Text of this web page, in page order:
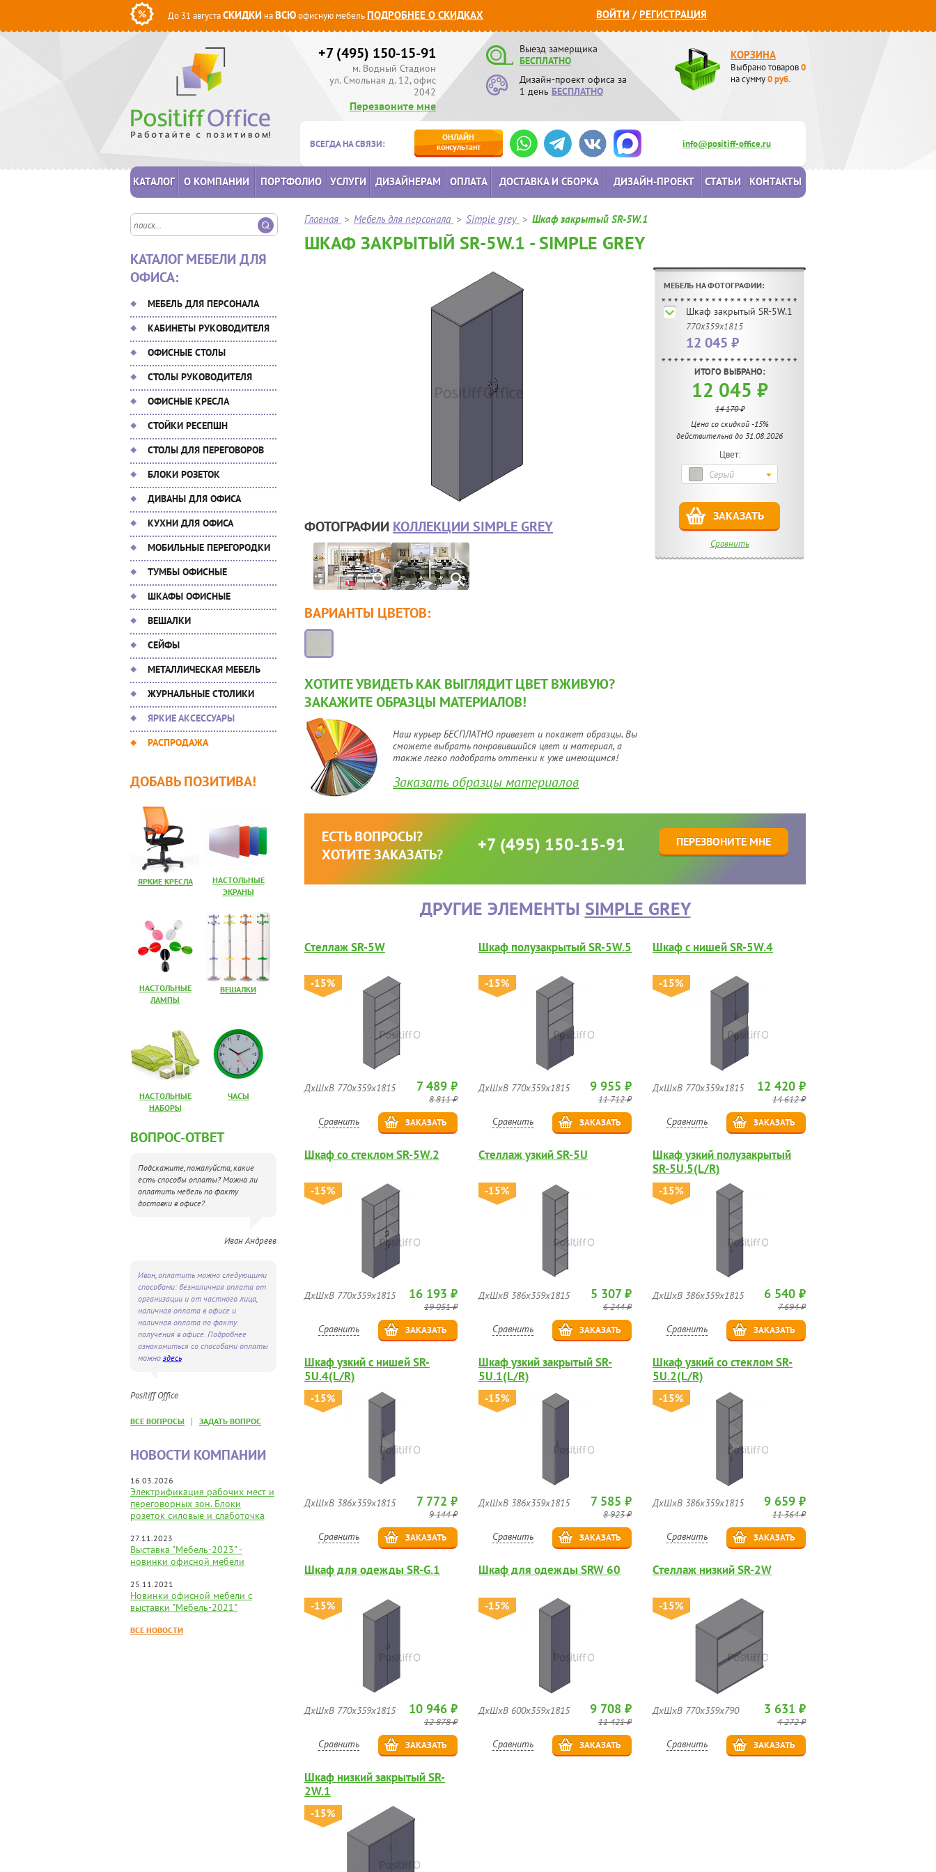
До 31 августаСКИДКИ наВСЮофисную мебельПОДРОБНЕЕ О СКИДКАХ ВОЙТИ /РЕГИСТРАЦИЯ
+7 (495) 150-15-91
м. Водный Стадион
ул. Смольная д. 12, офис
2042
Перезвоните мне
Выезд замерщика
БЕСПЛАТНО
Дизайн-проект офиса за
1 день БЕСПЛАТНО
КОРЗИНА
Выбрано товаров0
на сумму0руб.
ВСЕГДА НА СВЯЗИ:
ОНЛАЙН
консультант
info@positiff-office.ru
КАТАЛОГ О КОМПАНИИ ПОРТФОЛИО УСЛУГИ ДИЗАЙНЕРАМ ОПЛАТА ДОСТАВКА И СБОРКА ДИЗАЙН-ПРОЕКТ СТАТЬИ КОНТАКТЫ
КАТАЛОГ МЕБЕЛИ ДЛЯ
ОФИСА:
МЕБЕЛЬ ДЛЯ ПЕРСОНАЛА
КАБИНЕТЫ РУКОВОДИТЕЛЯ
ОФИСНЫЕ СТОЛЫ
СТОЛЫ РУКОВОДИТЕЛЯ
ОФИСНЫЕ КРЕСЛА
СТОЙКИ РЕСЕПШН
СТОЛЫ ДЛЯ ПЕРЕГОВОРОВ
БЛОКИ РОЗЕТОК
ДИВАНЫ ДЛЯ ОФИСА
КУХНИ ДЛЯ ОФИСА
МОБИЛЬНЫЕ ПЕРЕГОРОДКИ
ТУМБЫ ОФИСНЫЕ
ШКАФЫ ОФИСНЫЕ
ВЕШАЛКИ
СЕЙФЫ
МЕТАЛЛИЧЕСКАЯ МЕБЕЛЬ
ЖУРНАЛЬНЫЕ СТОЛИКИ
ЯРКИЕ АКСЕССУАРЫ
РАСПРОДАЖА
ДОБАВЬ ПОЗИТИВА!
ЯРКИЕ КРЕСЛА
НАСТОЛЬНЫЕ
ЭКРАНЫ
НАСТОЛЬНЫЕ
ЛАМПЫ
ВЕШАЛКИ
НАСТОЛЬНЫЕ
НАБОРЫ
ЧАСЫ
ВОПРОС-ОТВЕТ
Подскажите, пожалуйста, какие
есть способы оплаты? Можно ли
оплатить мебель по факту
доставки в офисе?
Иван Андреев
Иван, оплатить можно следующими
способами: безналичная оплата от
организации и от частного лица,
наличная оплата в офисе и
наличная оплата по факту
получения в офисе. Подробнее
ознакомиться со способами оплаты
можно здесь
Positiff Office
ВСЕ ВОПРОСЫ | ЗАДАТЬ ВОПРОС
НОВОСТИ КОМПАНИИ
16.03.2026
Электрификация рабочих мест и
переговорных зон. Блоки
розеток силовые и слаботочка
27.11.2023
Выставка "Мебель-2023" -
новинки офисной мебели
25.11.2021
Новинки офисной мебели с
выставки "Мебель-2021"
ВСЕ НОВОСТИ
Главная > Мебель для персонала > Simple grey > Шкаф закрытый SR-5W.1
ШКАФ ЗАКРЫТЫЙ SR-5W.1 - SIMPLE GREY
ФОТОГРАФИИ КОЛЛЕКЦИИ SIMPLE GREY
МЕБЕЛЬ НА ФОТОГРАФИИ:
Шкаф закрытый SR-5W.1
770х359х1815
12 045 ₽
ИТОГО ВЫБРАНО:
12 045 ₽
14 170 ₽
Цена со скидкой -15%
действительна до 31.08.2026
Цвет:
Серый
ЗАКАЗАТЬ
Сравнить
ВАРИАНТЫ ЦВЕТОВ:
ХОТИТЕ УВИДЕТЬ КАК ВЫГЛЯДИТ ЦВЕТ ВЖИВУЮ?
ЗАКАЖИТЕ ОБРАЗЦЫ МАТЕРИАЛОВ!
Наш курьер БЕСПЛАТНО привезет и покажет образцы. Вы
сможете выбрать понравившийся цвет и материал, а
также легко подобрать оттенки к уже имеющимся!
Заказать образцы материалов
ЕСТЬ ВОПРОСЫ?
ХОТИТЕ ЗАКАЗАТЬ?
+7 (495) 150-15-91 ПЕРЕЗВОНИТЕ МНЕ
ДРУГИЕ ЭЛЕМЕНТЫ SIMPLE GREY
Стеллаж SR-5W
-15%
ДхШхВ 770х359х1815 7 489 ₽
8 811 ₽
Сравнить ЗАКАЗАТЬ
Шкаф полузакрытый SR-5W.5
-15%
ДхШхВ 770х359х1815 9 955 ₽
11 712 ₽
Сравнить ЗАКАЗАТЬ
Шкаф с нишей SR-5W.4
-15%
ДхШхВ 770х359х1815 12 420 ₽
14 612 ₽
Сравнить ЗАКАЗАТЬ
Шкаф со стеклом SR-5W.2
-15%
ДхШхВ 770х359х1815 16 193 ₽
19 051 ₽
Сравнить ЗАКАЗАТЬ
Стеллаж узкий SR-5U
-15%
ДхШхВ 386х359х1815 5 307 ₽
6 244 ₽
Сравнить ЗАКАЗАТЬ
Шкаф узкий полузакрытый
SR-5U.5(L/R)
-15%
ДхШхВ 386х359х1815 6 540 ₽
7 694 ₽
Сравнить ЗАКАЗАТЬ
Шкаф узкий с нишей SR-
5U.4(L/R)
-15%
ДхШхВ 386х359х1815 7 772 ₽
9 144 ₽
Сравнить ЗАКАЗАТЬ
Шкаф узкий закрытый SR-
5U.1(L/R)
-15%
ДхШхВ 386х359х1815 7 585 ₽
8 923 ₽
Сравнить ЗАКАЗАТЬ
Шкаф узкий со стеклом SR-
5U.2(L/R)
-15%
ДхШхВ 386х359х1815 9 659 ₽
11 364 ₽
Сравнить ЗАКАЗАТЬ
Шкаф для одежды SR-G.1
-15%
ДхШхВ 770х359х1815 10 946 ₽
12 878 ₽
Сравнить ЗАКАЗАТЬ
Шкаф для одежды SRW 60
-15%
ДхШхВ 600х359х1815 9 708 ₽
11 421 ₽
Сравнить ЗАКАЗАТЬ
Стеллаж низкий SR-2W
-15%
ДхШхВ 770х359х790 3 631 ₽
4 272 ₽
Сравнить ЗАКАЗАТЬ
Шкаф низкий закрытый SR-
2W.1
-15%